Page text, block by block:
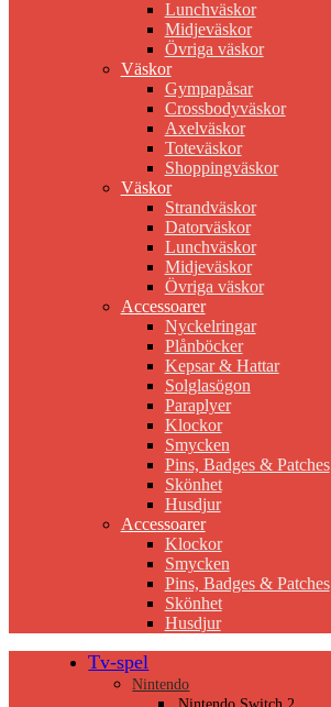
Lunchväskor
Midjeväskor
Övriga väskor
Väskor
Gympapåsar
Crossbodyväskor
Axelväskor
Toteväskor
Shoppingväskor
Väskor
Strandväskor
Datorväskor
Lunchväskor
Midjeväskor
Övriga väskor
Accessoarer
Nyckelringar
Plånböcker
Kepsar & Hattar
Solglasögon
Paraplyer
Klockor
Smycken
Pins, Badges & Patches
Skönhet
Husdjur
Accessoarer
Klockor
Smycken
Pins, Badges & Patches
Skönhet
Husdjur
Tv-spel
Nintendo